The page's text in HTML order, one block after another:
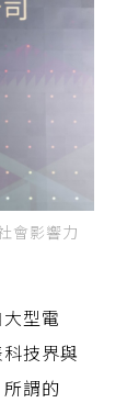
會影響力
型電
技界與
謂的